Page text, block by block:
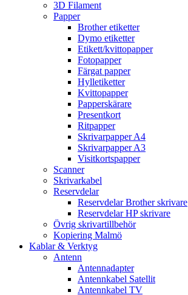
3D Filament
Papper
Brother etiketter
Dymo etiketter
Etikett/kvittopapper
Fotopapper
Färgat papper
Hylletiketter
Kvittopapper
Papperskärare
Presentkort
Ritpapper
Skrivarpapper A4
Skrivarpapper A3
Visitkortspapper
Scanner
Skrivarkabel
Reservdelar
Reservdelar Brother skrivare
Reservdelar HP skrivare
Övrig skrivartillbehör
Kopiering Malmö
Kablar & Verktyg
Antenn
Antennadapter
Antennkabel Satellit
Antennkabel TV